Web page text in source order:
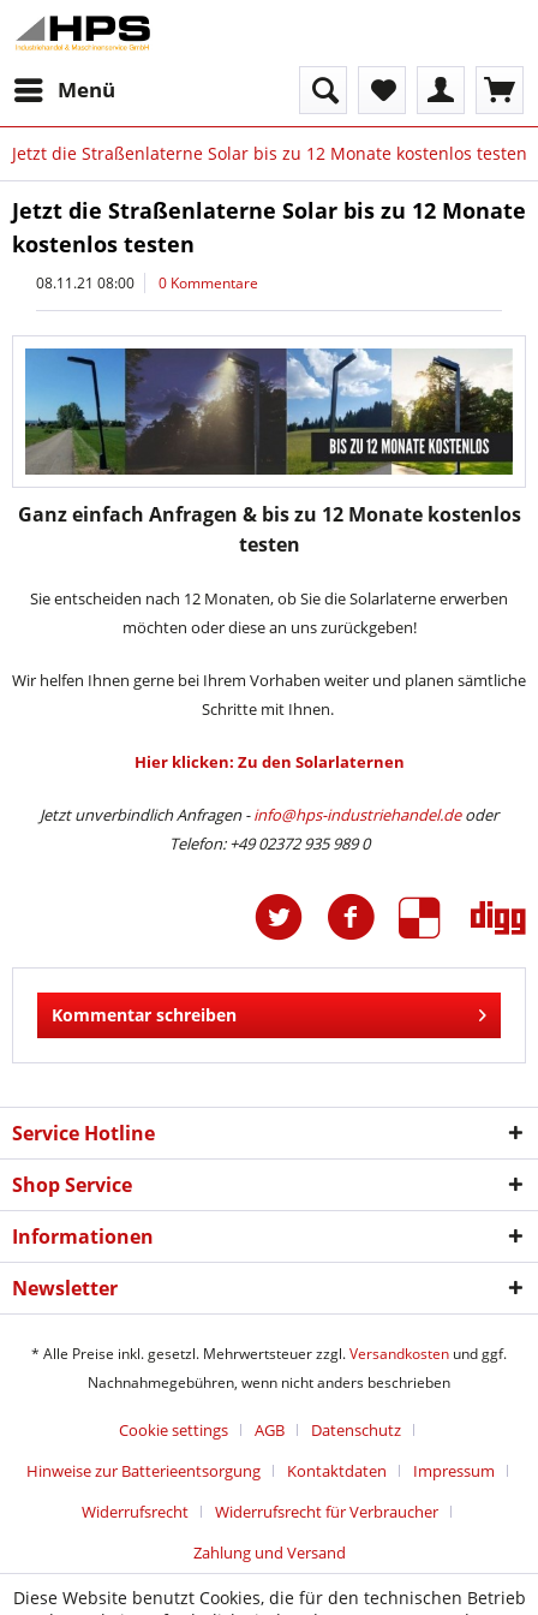
Menü
Jetzt die Straßenlaterne Solar bis zu 12 Monate kostenlos testen
Jetzt die Straßenlaterne Solar bis zu 12 Monate
kostenlos testen
08.11.21 08:00 0 Kommentare
Ganz einfach Anfragen & bis zu 12 Monate kostenlos
testen
Sie entscheiden nach 12 Monaten, ob Sie die Solarlaterne erwerben
möchten oder diese an uns zurückgeben!
Wir helfen Ihnen gerne bei Ihrem Vorhaben weiter und planen sämtliche
Schritte mit Ihnen.
Hier klicken: Zu den Solarlaternen
Jetzt unverbindlich Anfragen -info@hps-industriehandel.deoder
Telefon: +49 02372 935 989 0
Kommentar schreiben
Service Hotline
Shop Service
Informationen
Newsletter
* Alle Preise inkl. gesetzl. Mehrwertsteuer zzgl.Versandkosten und ggf.
Nachnahmegebühren, wenn nicht anders beschrieben
Cookie settings AGB
Datenschutz
Hinweise zur Batterieentsorgung
Kontaktdaten
Impressum
Widerrufsrecht
Widerrufsrecht für Verbraucher
Zahlung und Versand
Diese Website benutzt Cookies, die für den technischen Betrieb